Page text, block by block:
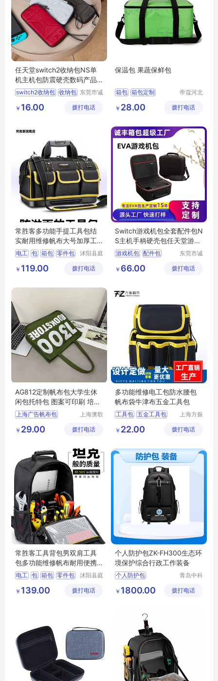
任天堂switch2收纳包NS单
机主机包防震硬壳数码产品
收纳盒eva包
switch2收纳包 收纳包 东莞市诚
限公司
￥ 16.00 拨打电话
保温包 果蔬保鲜包
箱包 箱包定制
箱包厂家
帝蔻河北
有限公司
￥ 28.00 拨打电话
常胜客多功能手提工具包结
实耐用维修帆布大号加厚工
具袋电工专用
电工 包 箱包 零件包
沭阳县庭
商务有限
￥ 119.00 拨打电话
Switch游戏机包全套配件包N
S主机手柄硬壳包任天堂游戏
机收纳盒
游戏机包 配件包
Switch收纳包
东莞市诚
限公司
￥ 66.00 拨打电话
AG812定制帆布包大学生休
闲包托特包 图案可印刷 培训
广告布包
上海广告帆布包
上海澳歌
有限公司
￥ 29.00 拨打电话
多功能维修电工包防水腰包
帆布袋牛津布五金工具包
工具包 五金工具包
上海方振
有限公司
￥ 22.00 拨打电话
常胜客工具背包男双肩工具
包多功能维修帆布耐用便携
安装电工专用
电工 包 箱包 零件包
沭阳县庭
商务有限
￥ 139.00 拨打电话
个人防护包ZK-FH300生态环
境保护综合行政工作装备
个人防护包
防护服 防护鞋
青岛中科
科技有限
￥ 1800.00 拨打电话